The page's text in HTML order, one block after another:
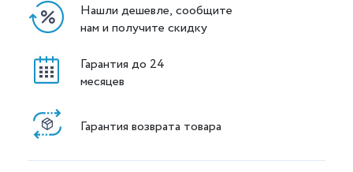
Нашли дешевле, сообщите
нам и получите скидку
Гарантия до 24
месяцев
Гарантия возврата товара